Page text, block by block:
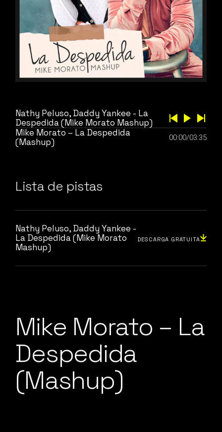
Nathy Peluso, Daddy Yankee - La
Despedida (Mike Morato Mashup)
Mike Morato – La Despedida
(Mashup)
00:00/03:35
Lista de pistas
Nathy Peluso, Daddy Yankee -
La Despedida (Mike Morato
Mashup)
DESCARGA GRATUITA
Mike Morato – La
Despedida
(Mashup)